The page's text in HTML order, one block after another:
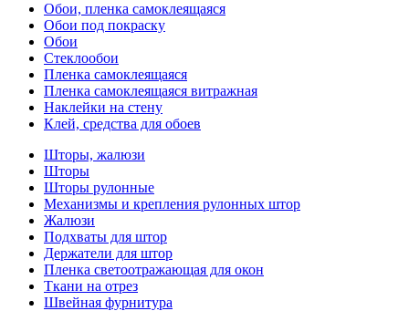
Обои, пленка самоклеящаяся
Обои под покраску
Обои
Стеклообои
Пленка самоклеящаяся
Пленка самоклеящаяся витражная
Наклейки на стену
Клей, средства для обоев
Шторы, жалюзи
Шторы
Шторы рулонные
Механизмы и крепления рулонных штор
Жалюзи
Подхваты для штор
Держатели для штор
Пленка светоотражающая для окон
Ткани на отрез
Швейная фурнитура